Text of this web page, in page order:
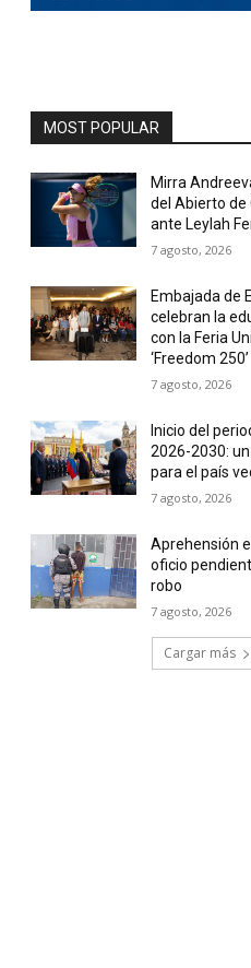
MOST POPULAR
Mirra
del Abierto de
ante Leylah
7 agosto, 2026
Embajada de
celebran la
con la Feria
‘Freedom 250’
7 agosto, 2026
Inicio del
2026-2030:
para el país
7 agosto, 2026
Aprehensión
oficio
robo
7 agosto, 2026
Cargar más